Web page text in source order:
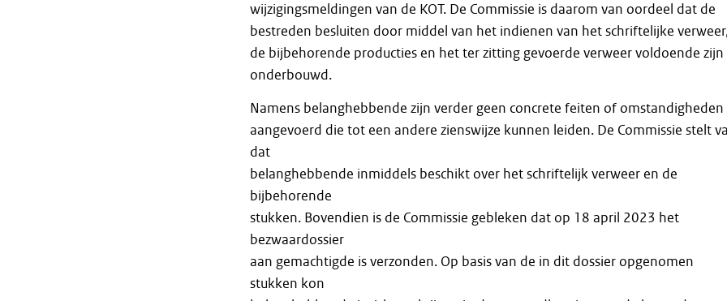
wijzigingsmeldingen van de KOT. De Commissie is daarom van oordeel dat de
bestreden besluiten door middel van het indienen van het schriftelijke
de bijbehorende producties en het ter zitting gevoerde verweer voldoende zijn
onderbouwd.
Namens belanghebbende zijn verder geen concrete feiten of omstandigheden
aangevoerd die tot een andere zienswijze kunnen leiden. De Commissie stelt
dat
belanghebbende inmiddels beschikt over het schriftelijk verweer en de
bijbehorende
stukken. Bovendien is de Commissie gebleken dat op 18 april 2023 het
bezwaardossier
aan gemachtigde is verzonden. Op basis van de in dit dossier opgenomen
stukken kon